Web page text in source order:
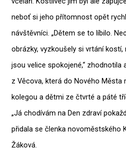
neboť si jeho přítomnost opět
návštěvníci. „Dětem se to líbilo.
obrázky, vyzkoušely si vrtání
jsou velice spokojené,“ zhodnotila
z Věcova, která do Nového Města
kolegou a dětmi ze čtvrté a páté
„Já chodívám na Den zdraví
přidala se členka novoměstského
Žáková.